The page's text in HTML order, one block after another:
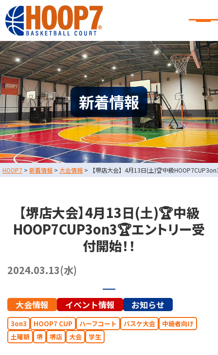
大阪・東大阪・堺のバスケコートレンタル｜HOOP7
大阪・東大阪・堺のバスケコート
レンタル｜HOOP7
HOME
初めての方へ
東大阪店
堺店
大会・イベント情報
HOOPERSスクール
バスケ×BBQ
お知らせ
スタッフブログ
お問い合わせ
利用規約
運営会社情報
採用情報
TEL.0729-65-6060
堺店 TEL.072-249-8382
新着情報
HOOP7 > 新着情報 > 大会情報 > 【堺店大会】4月13日(土)🏆中級
【堺店大会】4月13日(土)🏆中級
HOOP7CUP3on3🏆エントリー受
付開始！！
2024.03.13(水)
大会情報 イベント情報 お知らせ
3on3 HOOP7 CUP ハーフコート バスケ大会
中級者向け
土曜朝
堺 堺店 大会 学生